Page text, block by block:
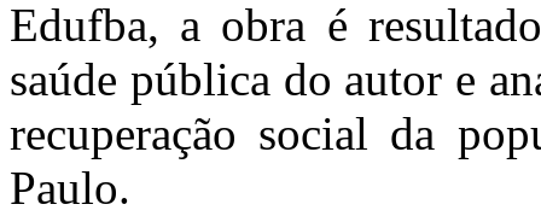
Edufba, a obra é
saúde pública do autor e
recuperação social da
Paulo.